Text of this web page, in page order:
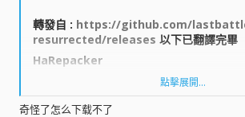
轉發自 : https://github.com/
resurrected/releases 以下已翻譯完畢​
HaRepacker​
HaCreator​
點擊展開...
奇怪了怎么下载不了